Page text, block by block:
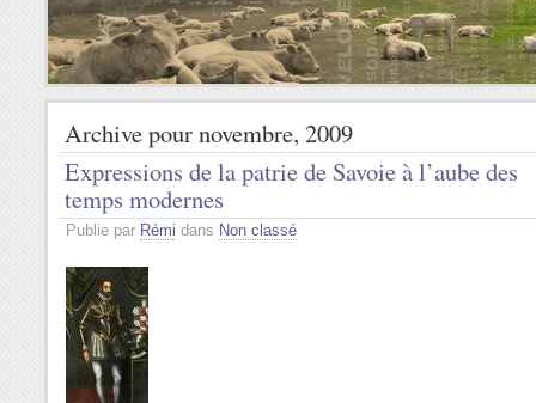
Archive pour novembre, 2009
Expressions de la patrie de Savoie à l’aube des
temps modernes
Publie par Rémi dans Non classé